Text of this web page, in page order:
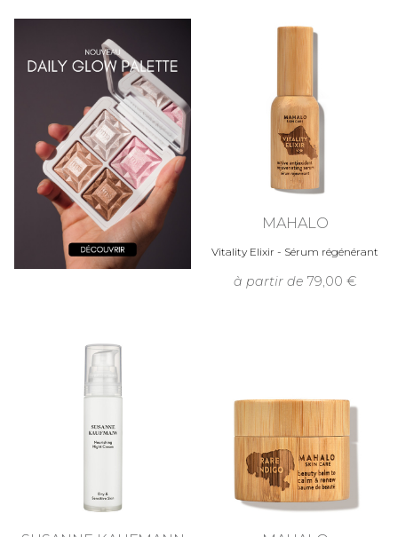
MAHALO
Vitality Elixir - Sérum régénérant
à partir de 79,00